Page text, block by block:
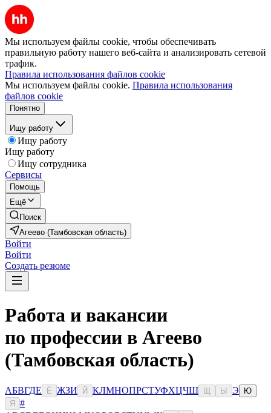
Мы используем файлы cookie, чтобы обеспечивать
правильную работу нашего веб-сайта и анализировать сетевой
трафик.
Правила использования файлов cookie
Мы используем файлы cookie. Правила использования
файлов cookie
Понятно
Ищу работу
Ищу работу
Ищу работу
Ищу сотрудника
Сервисы
Помощь
Ещё
Поиск
Агеево (Тамбовская область)
Войти
Войти
Создать резюме
Работа и вакансии
по профессии в Агеево
(Тамбовская область)
АБВГДЕ Ё ЖЗИ Й КЛМНОПРСТУФХЦЧШ Ы Э
Ю
Я
#